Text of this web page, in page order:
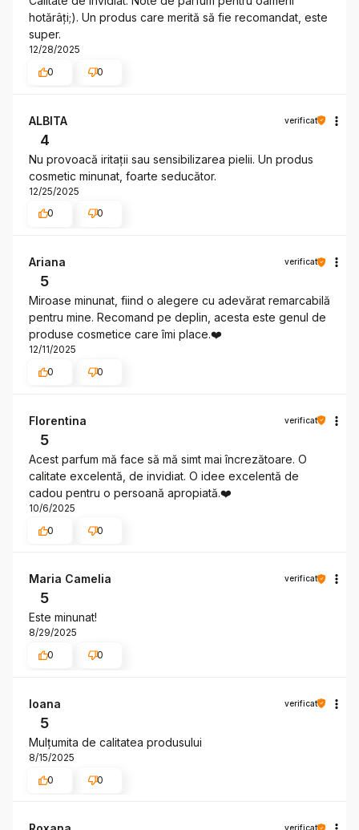
hotărâți;). Un produs care merită să fie recomandat, este
super.
12/28/2025
0
0
ALBITA verificat
4
Nu provoacă iritații sau sensibilizarea pielii. Un produs
cosmetic minunat, foarte seducător.
12/25/2025
0
0
Ariana verificat
5
Miroase minunat, fiind o alegere cu adevărat remarcabilă
pentru mine. Recomand pe deplin, acesta este genul de
produse cosmetice care îmi place.❤️
12/11/2025
0
0
Florentina verificat
5
Acest parfum mă face să mă simt mai încrezătoare. O
calitate excelentă, de invidiat. O idee excelentă de
cadou pentru o persoană apropiată.❤️
10/6/2025
0
0
Maria Camelia verificat
5
Este minunat!
8/29/2025
0
0
Ioana verificat
5
Mulțumita de calitatea produsului
8/15/2025
0
0
verificat